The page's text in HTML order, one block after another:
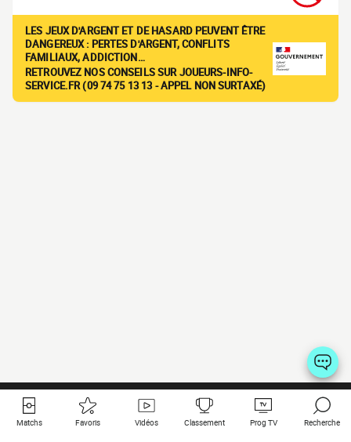
LES JEUX D'ARGENT ET DE HASARD PEUVENT ÊTRE
DANGEREUX : PERTES D'ARGENT, CONFLITS
FAMILIAUX, ADDICTION…
RETROUVEZ NOS CONSEILS SUR JOUEURS-INFO-
SERVICE.FR (09 74 75 13 13 - APPEL NON SURTAXÉ)
Matchs Favoris Vidéos Classement Prog TV Recherche